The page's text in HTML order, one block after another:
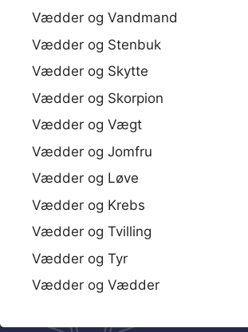
Vædder og Vandmand
Vædder og Stenbuk
Vædder og Skytte
Vædder og Skorpion
Vædder og Vægt
Vædder og Jomfru
Vædder og Løve
Vædder og Krebs
Vædder og Tvilling
Vædder og Tyr
Vædder og Vædder